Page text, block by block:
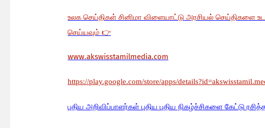
உலக செய்திகள் சினிமா விளையாட்டு அரசியல்
செய்யவும் 👉
www.akswisstamilmedia.com
https://play.google.com/store/apps/
புதிய அறிவிப்பாளர்கள் புதிய புதிய நிகழ்ச்சிகளை கேட்டு